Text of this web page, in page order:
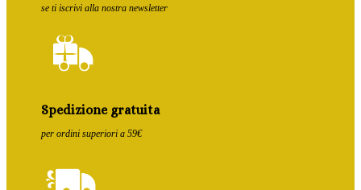
se ti iscrivi alla nostra newsletter
Spedizione gratuita
per ordini superiori a 59€